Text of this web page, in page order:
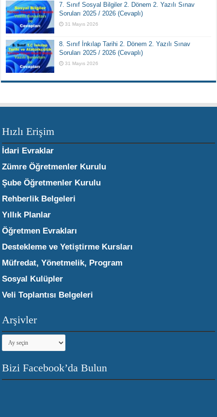
7. Sınıf Sosyal Bilgiler 2. Dönem 2. Yazılı Sınav
Soruları 2025 / 2026 (Cevaplı)
31 Mayıs 2026
8. Sınıf İnkılap Tarihi 2. Dönem 2. Yazılı Sınav
Soruları 2025 / 2026 (Cevaplı)
31 Mayıs 2026
Hızlı Erişim
İdari Evraklar
Zümre Öğretmenler Kurulu
Şube Öğretmenler Kurulu
Rehberlik Belgeleri
Yıllık Planlar
Öğretmen Evrakları
Destekleme ve Yetiştirme Kursları
Müfredat, Yönetmelik, Program
Sosyal Kulüpler
Veli Toplantısı Belgeleri
Arşivler
Arşivler
Bizi Facebook’da Bulun